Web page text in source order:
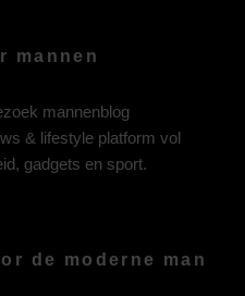
mannen
mannenblog
& lifestyle platform vol
gadgets en sport.
de moderne man